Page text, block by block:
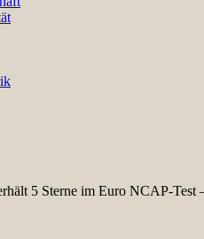
5 Sterne im Euro NCAP-Test